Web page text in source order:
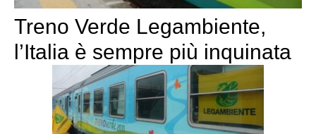
Treno Verde Legambiente,
l’Italia è sempre più inquinata